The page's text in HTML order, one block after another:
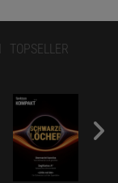
TOPSELLER